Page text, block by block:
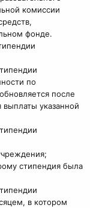
комиссии
фонде.
по
после
указанной
стипендия была
в котором